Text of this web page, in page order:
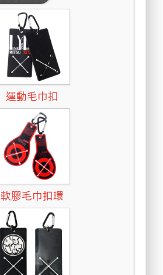
運動毛巾扣
軟膠毛巾扣環